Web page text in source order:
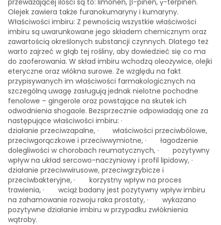
przeważającej ilości są to: limonen, β-pinen, γ-terpinen.
Olejek zawiera także furanokumaryny i kumaryny.
Właściwości imbiru: Z pewnością wszystkie właściwości
imbiru są uwarunkowane jego składem chemicznym oraz
zawartością określonych substancji czynnych. Dlatego też
warto zajrzeć w głąb tej rośliny, aby dowiedzieć się co ma
do zaoferowania. W skład imbiru wchodzą oleożywice, olejki
eteryczne oraz włókna surowe. Ze względu na fakt
przypisywanych im właściwości farmakologicznych na
szczególną uwagę zasługują jednak nielotne pochodne
fenolowe – gingerole oraz powstające na skutek ich
odwodnienia shogaole. Bezsprzecznie odpowiadają one za
następujące właściwości imbiru: ·
działanie przeciwzapalne, · właściwości przeciwbólowe,
przeciwgorączkowe i przeciwwymiotne, · łagodzenie
dolegliwości w chorobach reumatycznych, · pozytywny
wpływ na układ sercowo-naczyniowy i profil lipidowy, ·
działanie przeciwwirusowe, przeciwgrzybicze i
przeciwbakteryjne, · korzystny wpływ na proces
trawienia, · wciąż badany jest pozytywny wpływ imbiru
na zahamowanie rozwoju raka prostaty, · wykazano
pozytywne działanie imbiru w przypadku zwłóknienia
wątroby.